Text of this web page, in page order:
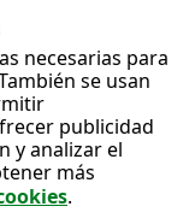
necesarias para
se usan
publicidad
y analizar el
más
.